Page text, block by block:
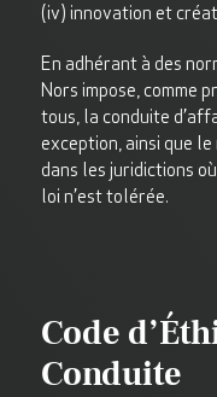
(iv) innovation et
En adhérant à des
Nors impose, comme
tous, la conduite
exception, ainsi que
dans les juridictions
loi n’est tolérée.
Code
Conduite